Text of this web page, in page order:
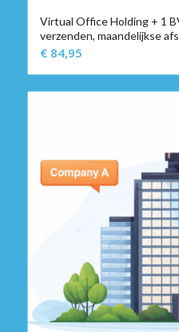
Virtual Office Holding + 1
verzenden, maandelijkse
€84,95